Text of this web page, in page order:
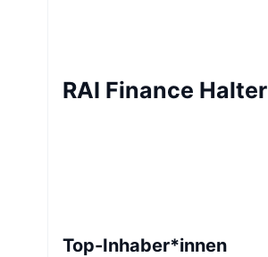
RAI Finance Halter
Top-Inhaber*innen